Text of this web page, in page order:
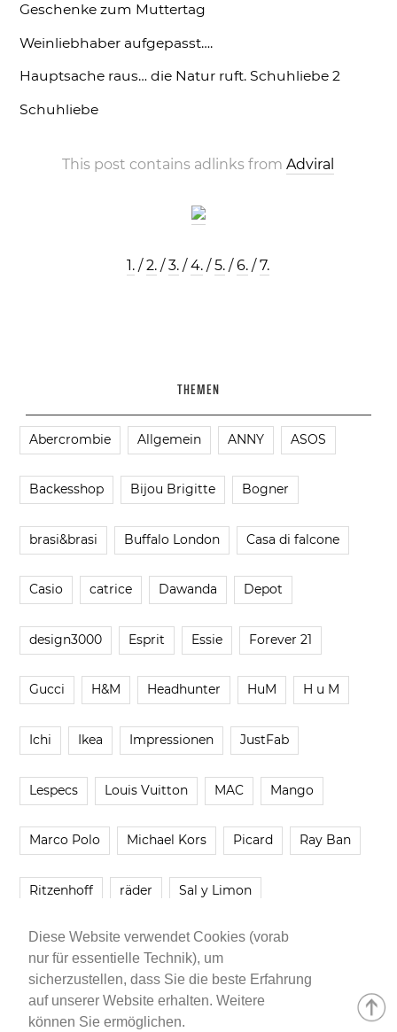
Diese Website verwendet Cookies (vorab
nur für essentielle Technik), um
sicherzustellen, dass Sie die beste Erfahrung
auf unserer Website erhalten. Weitere
können Sie ermöglichen.
Geschenke zum Muttertag
Weinliebhaber aufgepasst….
Hauptsache raus… die Natur ruft. Schuhliebe 2
Schuhliebe
This post contains adlinks fromAdviral
1. /2. /3. /4. /5. /6. /7.
THEMEN
Abercrombie Allgemein ANNY ASOS
Backesshop Bijou Brigitte Bogner
brasi&brasi Buffalo London Casa di falcone
Casio catrice Dawanda Depot
design3000 Esprit Essie Forever 21
Gucci H&M Headhunter HuM H u M
Ichi Ikea Impressionen JustFab
Lespecs Louis Vuitton MAC Mango
Marco Polo Michael Kors Picard Ray Ban
Ritzenhoff räder Sal y Limon
Smartbuyglasses smash! Steve Madden
Younique Zara